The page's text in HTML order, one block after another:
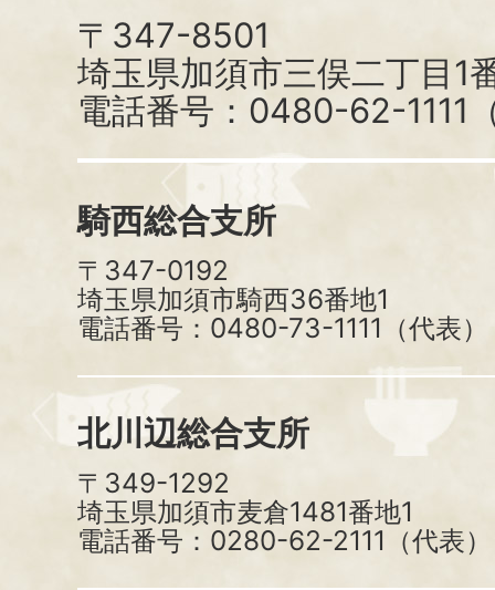
〒347-8501
埼玉県加須市三俣二丁目1
電話番号：0480-62-1111
騎西総合支所
〒347-0192
埼玉県加須市騎西36番地1
電話番号：0480-73-1111（代表）
北川辺総合支所
〒349-1292
埼玉県加須市麦倉1481番地1
電話番号：0280-62-2111（代表）